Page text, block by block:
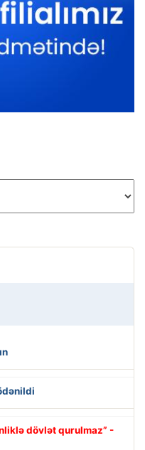
dövlət qurulmaz” -